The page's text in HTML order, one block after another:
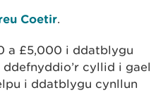
Coetir.
a £5,000 i ddatblygu
cyllid i gael
i ddatblygu cynllun